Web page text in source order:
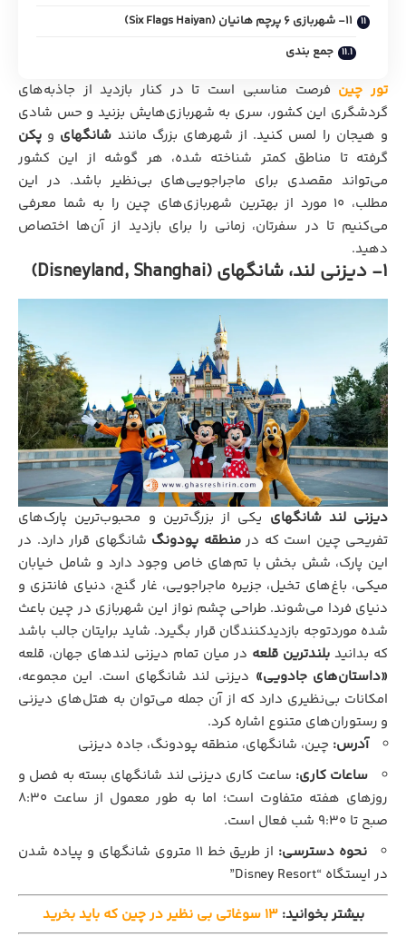
11- شهربازی 6 پرچم هانیان (Six Flags Haiyan)
جمع بندی
تور چین فرصت مناسبی است تا در کنار بازدید از جاذبه‌های
گردشگری این کشور، سری به شهربازی‌هایش بزنید و حس شادی
و هیجان را لمس کنید. از شهرهای بزرگ مانند شانگهای و پکن
گرفته تا مناطق کمتر شناخته شده، هر گوشه از این کشور
می‌تواند مقصدی برای ماجراجویی‌های بی‌نظیر باشد. در این
مطلب، ۱۰ مورد از بهترین شهربازی‌های چین را به شما معرفی
می‌کنیم تا در سفرتان، زمانی را برای بازدید از آن‌ها اختصاص
دهید.
1- دیزنی لند، شانگهای (Disneyland, Shanghai)
دیزنی لند شانگهای یکی از بزرگ‌ترین و محبوب‌ترین پارک‌های
تفریحی چین است که درمنطقه پودونگ شانگهای قرار دارد. در
این پارک، شش بخش با تم‌های خاص وجود دارد و شامل خیابان
میکی، باغ‌های تخیل، جزیره ماجراجویی، غار گنج، دنیای فانتزی و
دنیای فردا می‌شوند. طراحی چشم نواز این شهربازی در چین باعث
شده موردتوجه بازدیدکنندگان قرار بگیرد. شاید برایتان جالب باشد
که بدانید بلندترین قلعه در میان تمام دیزنی لندهای جهان، قلعه
«داستان‌های جادویی» دیزنی لند شانگهای است. این مجموعه،
امکانات بی‌نظیری دارد که از آن جمله می‌توان به هتل‌های دیزنی
و رستوران‌های متنوع اشاره کرد.
آدرس: چین، شانگهای، منطقه پودونگ، جاده دیزنی
ساعات کاری: ساعت کاری دیزنی‌ لند شانگهای بسته به فصل و
روزهای هفته متفاوت است؛ اما به‌ طور معمول از ساعت ۸:۳۰
صبح تا ۹:۳۰ شب فعال است.
نحوه دسترسی:
از طریق خط ۱۱ متروی شانگهای و پیاده شدن
در ایستگاه “Disney Resort”
بیشتر بخوانید:13 سوغاتی بی نظیر در چین که باید بخرید